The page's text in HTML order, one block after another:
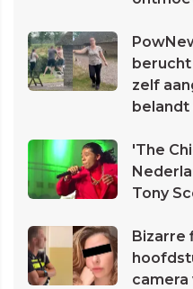
zelf
'The
Tony
Bizarre
camera